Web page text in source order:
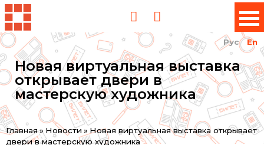
Рус En
Новая виртуальная выставка
открывает двери в
мастерскую художника
You
Главная» Новости » Новая виртуальная выставка открывает
двери в мастерскую художника